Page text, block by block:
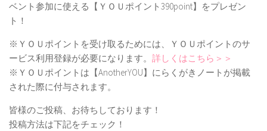
ベント参加に使える【ＹＯＵポイント390point】をプレゼン
ト！
※ＹＯＵポイントを受け取るためには、ＹＯＵポイントのサ
ービス利用登録が必要になります。 詳しくはこちら＞＞
※ＹＯＵポイントは【AnotherYOU】にらくがきノートが掲載
された際に付与されます。
皆様のご投稿、お待ちしております！
投稿方法は下記をチェック！